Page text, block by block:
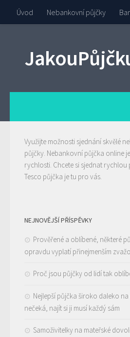
Úvod Nebankovní půjčky
Využijte možnosti sjednání skvělé
půjčky. Nebankovní půjčka online
rychlosti. Chcete si sjednat rychlou
Tesco půjčka je tu pro vás.
NEJNOVĚJŠÍ PŘÍSPĚVKY
Prověřené a oblíbené, některé
opravdu vyplatí přinejmenším
Proč jsou půjčky od lidí tak
Nejlepší půjčka široko daleko
nečeká, najít si ji musí každý sám
Samoživitelky na mateřské